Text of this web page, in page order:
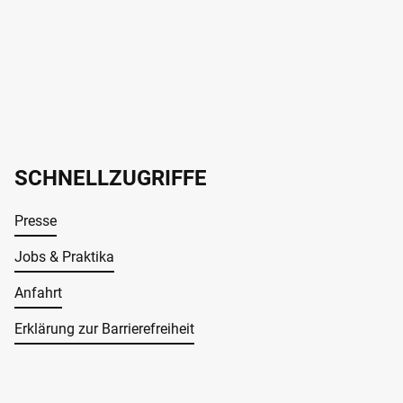
SCHNELLZUGRIFFE
Presse
Jobs & Praktika
Anfahrt
Erklärung zur Barrierefreiheit